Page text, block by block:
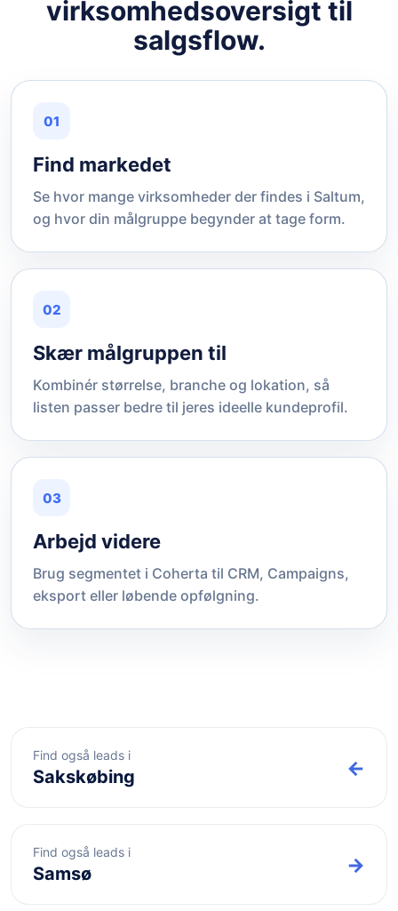
virksomhedsoversigt til
salgsflow.
01
Find markedet
Se hvor mange virksomheder der findes i Saltum,
og hvor din målgruppe begynder at tage form.
02
Skær målgruppen til
Kombinér størrelse, branche og lokation, så
listen passer bedre til jeres ideelle kundeprofil.
03
Arbejd videre
Brug segmentet i Coherta til CRM, Campaigns,
eksport eller løbende opfølgning.
Find også leads i
Sakskøbing ←
Find også leads i
Samsø →